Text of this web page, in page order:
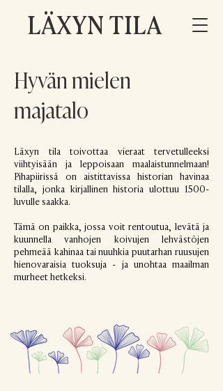
LÄXYN TILA
Hyvän mielen
majatalo
Läxyn tila toivottaa vieraat tervetulleeksi
viihtyisään ja leppoisaan maalaistunnelmaan!
Pihapiirissä on aistittavissa historian havinaa
tilalla, jonka kirjallinen historia ulottuu 1500-
luvulle saakka.
Tämä on paikka, jossa voit rentoutua, levätä ja
kuunnella vanhojen koivujen lehvästöjen
pehmeää kahinaa tai nuuhkia puutarhan ruusujen
hienovaraisia tuoksuja - ja unohtaa maailman
murheet hetkeksi.